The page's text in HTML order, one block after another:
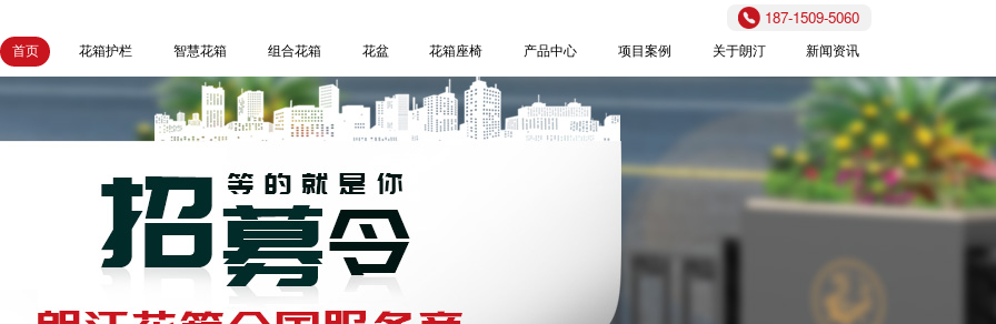
187-1509-5060
首页 花箱护栏 智慧花箱 组合花箱 花盆 花箱座椅 产品中心 项目案例 关于朗汀 新闻资讯